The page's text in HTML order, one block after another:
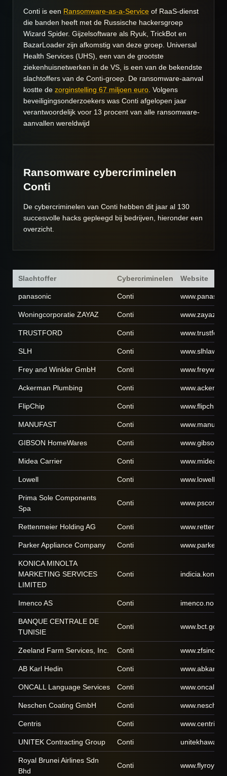
Conti is een Ransomware-as-a-Service of RaaS-dienst
die banden heeft met de Russische hackersgroep
Wizard Spider. Gijzelsoftware als Ryuk, TrickBot en
BazarLoader zijn afkomstig van deze groep. Universal
Health Services (UHS), een van de grootste
ziekenhuisnetwerken in de VS, is een van de bekendste
slachtoffers van de Conti-groep. De ransomware-aanval
kostte de zorginstelling 67 miljoen euro . Volgens
beveiligingsonderzoekers was Conti afgelopen jaar
verantwoordelijk voor 13 procent van alle ransomware-
aanvallen wereldwijd
Ransomware cybercriminelen
Conti
De cybercriminelen van Conti hebben dit jaar al 130
succesvolle hacks gepleegd bij bedrijven, hieronder een
overzicht.
Slachtoffer Cybercriminelen Website
panasonic Conti
Woningcorporatie ZAYAZ Conti www.zayaz.nl
TRUSTFORD Conti
SLH Conti
Frey and Winkler GmbH Conti
Ackerman Plumbing Conti
FlipChip Conti
MANUFAST Conti
GIBSON HomeWares Conti
Midea Carrier Conti
Lowell Conti
Prima Sole Components
Spa
Conti
Rettenmeier Holding AG Conti
Parker Appliance Company Conti
KONICA MINOLTA
MARKETING SERVICES
LIMITED
Conti
Imenco AS Conti imenco.no
BANQUE CENTRALE DE
TUNISIE
Conti
Zeeland Farm Services, Inc. Conti
AB Karl Hedin Conti
ONCALL Language Services Conti
Neschen Coating GmbH Conti
Centris Conti
UNITEK Contracting Group Conti
Royal Brunei Airlines Sdn
Bhd
Conti